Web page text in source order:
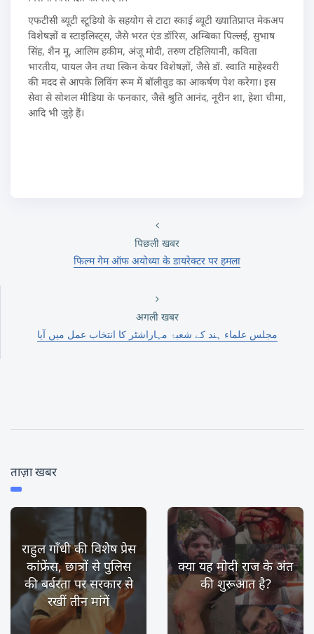
एफटीसी ब्यूटी स्टूडियो के सहयोग से टाटा स्काई ब्यूटी ख्यातिप्राप्त मेकअप
विशेषज्ञों व स्टाइलिस्ट्स, जैसे भरत एंड डॉरिस, अम्बिका पिल्लई, सुभाष
सिंह, शैन मू, आलिम हकीम, अंजू मोदी, तरुण टहिलियानी, कविता
भारतीय, पायल जैन तथा स्किन केयर विशेषज्ञों, जैसे डॉ. स्वाति माहेश्वरी
की मदद से आपके लिविंग रूम में बॉलीवुड का आकर्षण पेश करेगा। इस
सेवा से सोशल मीडिया के फनकार, जैसे श्रुति आनंद, नूरीन शा, हेशा चीमा,
आदि भी जुड़े हैं।
पिछली खबर
फिल्म गेम ऑफ अयोध्या के डायरेक्टर पर हमला
अगली खबर
مجلس علماء ہند کے شعبۂ مہاراشٹر کا انتخاب عمل میں آیا
ताज़ा खबर
राहुल गाँधी की विशेष प्रेस
कांफ्रेंस, छात्रों से पुलिस
की बर्बरता पर सरकार से
रखीं तीन मांगें
क्या यह मोदी राज के अंत
की शुरूआत है?